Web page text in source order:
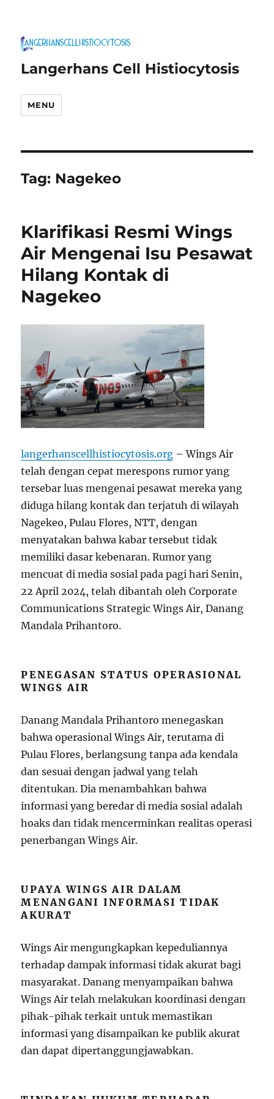
Langerhans Cell Histiocytosis
MENU
Tag: Nagekeo
Klarifikasi Resmi Wings
Air Mengenai Isu Pesawat
Hilang Kontak di
Nagekeo
langerhanscellhistiocytosis.org – Wings Air
telah dengan cepat merespons rumor yang
tersebar luas mengenai pesawat mereka yang
diduga hilang kontak dan terjatuh di wilayah
Nagekeo, Pulau Flores, NTT, dengan
menyatakan bahwa kabar tersebut tidak
memiliki dasar kebenaran. Rumor yang
mencuat di media sosial pada pagi hari Senin,
22 April 2024, telah dibantah oleh Corporate
Communications Strategic Wings Air, Danang
Mandala Prihantoro.
PENEGASAN STATUS OPERASIONAL
WINGS AIR
Danang Mandala Prihantoro menegaskan
bahwa operasional Wings Air, terutama di
Pulau Flores, berlangsung tanpa ada kendala
dan sesuai dengan jadwal yang telah
ditentukan. Dia menambahkan bahwa
informasi yang beredar di media sosial adalah
hoaks dan tidak mencerminkan realitas operasi
penerbangan Wings Air.
UPAYA WINGS AIR DALAM
MENANGANI INFORMASI TIDAK
AKURAT
Wings Air mengungkapkan kepeduliannya
terhadap dampak informasi tidak akurat bagi
masyarakat. Danang menyampaikan bahwa
Wings Air telah melakukan koordinasi dengan
pihak-pihak terkait untuk memastikan
informasi yang disampaikan ke publik akurat
dan dapat dipertanggungjawabkan.